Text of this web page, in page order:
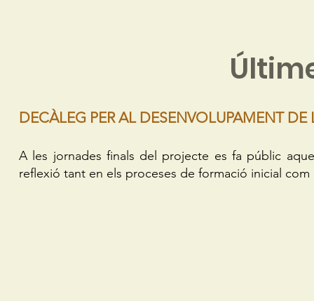
DECÀLEG PER AL DESENVOLUPAMENT
A les jornades finals del projecte es fa públic
reflexió tant en els proceses de formació inicial